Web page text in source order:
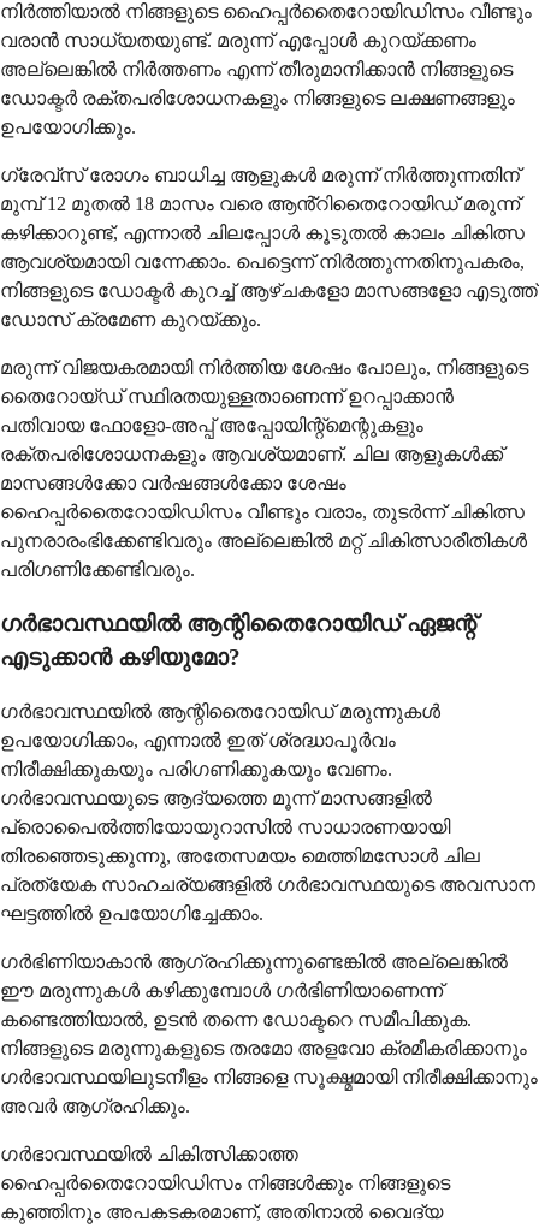
നിർത്തിയാൽ നിങ്ങളുടെ ഹൈപ്പർതൈറോയിഡിസം വീണ്ടും
വരാൻ സാധ്യതയുണ്ട്. മരുന്ന് എപ്പോൾ കുറയ്ക്കണം
അല്ലെങ്കിൽ നിർത്തണം എന്ന് തീരുമാനിക്കാൻ നിങ്ങളുടെ
ഡോക്ടർ രക്തപരിശോധനകളും നിങ്ങളുടെ ലക്ഷണങ്ങളും
ഉപയോഗിക്കും.
ഗ്രേവ്സ് രോഗം ബാധിച്ച ആളുകൾ മരുന്ന് നിർത്തുന്നതിന്
മുമ്പ് 12 മുതൽ 18 മാസം വരെ ആൻ്റിതൈറോയിഡ് മരുന്ന്
കഴിക്കാറുണ്ട്, എന്നാൽ ചിലപ്പോൾ കൂടുതൽ കാലം ചികിത്സ
ആവശ്യമായി വന്നേക്കാം. പെട്ടെന്ന് നിർത്തുന്നതിനുപകരം,
നിങ്ങളുടെ ഡോക്ടർ കുറച്ച് ആഴ്ചകളോ മാസങ്ങളോ എടുത്ത്
ഡോസ് ക്രമേണ കുറയ്ക്കും.
മരുന്ന് വിജയകരമായി നിർത്തിയ ശേഷം പോലും, നിങ്ങളുടെ
തൈറോയ്ഡ് സ്ഥിരതയുള്ളതാണെന്ന് ഉറപ്പാക്കാൻ
പതിവായ ഫോളോ-അപ്പ് അപ്പോയിന്റ്മെന്റുകളും
രക്തപരിശോധനകളും ആവശ്യമാണ്. ചില ആളുകൾക്ക്
മാസങ്ങൾക്കോ വർഷങ്ങൾക്കോ ശേഷം
ഹൈപ്പർതൈറോയിഡിസം വീണ്ടും വരാം, തുടർന്ന് ചികിത്സ
പുനരാരംഭിക്കേണ്ടിവരും അല്ലെങ്കിൽ മറ്റ് ചികിത്സാരീതികൾ
പരിഗണിക്കേണ്ടിവരും.
ഗർഭാവസ്ഥയിൽ ആന്റിതൈറോയിഡ് ഏജന്റ്
എടുക്കാൻ കഴിയുമോ?
ഗർഭാവസ്ഥയിൽ ആന്റിതൈറോയിഡ് മരുന്നുകൾ
ഉപയോഗിക്കാം, എന്നാൽ ഇത് ശ്രദ്ധാപൂർവം
നിരീക്ഷിക്കുകയും പരിഗണിക്കുകയും വേണം.
ഗർഭാവസ്ഥയുടെ ആദ്യത്തെ മൂന്ന് മാസങ്ങളിൽ
പ്രൊപൈൽത്തിയോയുറാസിൽ സാധാരണയായി
തിരഞ്ഞെടുക്കുന്നു, അതേസമയം മെത്തിമസോൾ ചില
പ്രത്യേക സാഹചര്യങ്ങളിൽ ഗർഭാവസ്ഥയുടെ അവസാന
ഘട്ടത്തിൽ ഉപയോഗിച്ചേക്കാം.
ഗർഭിണിയാകാൻ ആഗ്രഹിക്കുന്നുണ്ടെങ്കിൽ അല്ലെങ്കിൽ
ഈ മരുന്നുകൾ കഴിക്കുമ്പോൾ ഗർഭിണിയാണെന്ന്
കണ്ടെത്തിയാൽ, ഉടൻ തന്നെ ഡോക്ടറെ സമീപിക്കുക.
നിങ്ങളുടെ മരുന്നുകളുടെ തരമോ അളവോ ക്രമീകരിക്കാനും
ഗർഭാവസ്ഥയിലുടനീളം നിങ്ങളെ സൂക്ഷ്മമായി നിരീക്ഷിക്കാനും
അവർ ആഗ്രഹിക്കും.
ഗർഭാവസ്ഥയിൽ ചികിത്സിക്കാത്ത
ഹൈപ്പർതൈറോയിഡിസം നിങ്ങൾക്കും നിങ്ങളുടെ
കുഞ്ഞിനും അപകടകരമാണ്, അതിനാൽ വൈദ്യ